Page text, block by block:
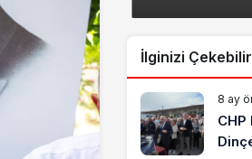
İlginizi Çekebilir
8 ay